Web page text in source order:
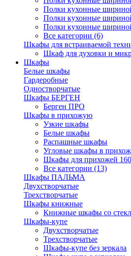
Полки кухонные
Полки кухонные
Полки кухонные
Все категории (6)
Шкафы для встраиваемой
Шкаф для духовки и
Шкафы
Белые шкафы
Гардеробные
Одностворчатые
Шкафы БЕРГЕН
Берген ПРО
Шкафы в прихожую
Узкие шкафы
Белые шкафы
Распашные шкафы
Угловые шкафы в
Шкафы для прихожей
Все категории (13)
Шкафы ПАЛЬМА
Двухстворчатые
Трехстворчатые
Шкафы книжные
Книжные шкафы со
Шкафы-купе
Двухстворчатые
Трехстворчатые
Шкафы-купе без зеркала